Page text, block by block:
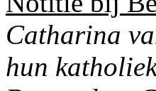
Catharina
hun